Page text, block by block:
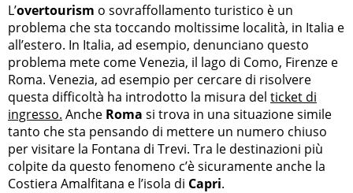
L’overtourism o sovraffollamento turistico è un
problema che sta toccando moltissime località, in Italia e
all’estero. In Italia, ad esempio, denunciano questo
problema mete come Venezia, il lago di Como, Firenze e
Roma. Venezia, ad esempio per cercare di risolvere
questa difficoltà ha introdotto la misura del ticket di
ingresso. Anche Roma si trova in una situazione simile
tanto che sta pensando di mettere un numero chiuso
per visitare la Fontana di Trevi. Tra le destinazioni più
colpite da questo fenomeno c’è sicuramente anche la
Costiera Amalfitana e l’isola di Capri.